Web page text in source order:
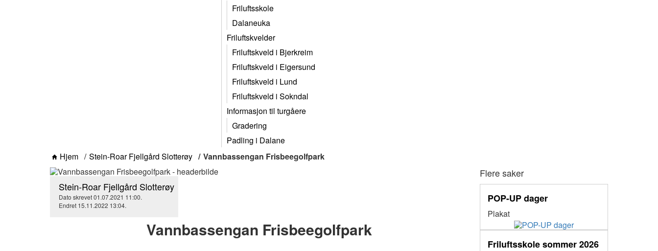
Friluftsskole
Dalaneuka
Friluftskvelder
Friluftskveld i Bjerkreim
Friluftskveld i Eigersund
Friluftskveld i Lund
Friluftskveld i Sokndal
Informasjon til turgåere
Gradering
Padling i Dalane
Hjem Stein-Roar Fjellgård Slotterøy Vannbassengan Frisbeegolfpark
Stein-Roar Fjellgård Slotterøy
Dato skrevet01.07.2021 11:00.
Endret 15.11.2022 13:04.
Vannbassengan Frisbeegolfpark
Flere saker
POP-UP dager
Plakat
Friluftsskole sommer 2026